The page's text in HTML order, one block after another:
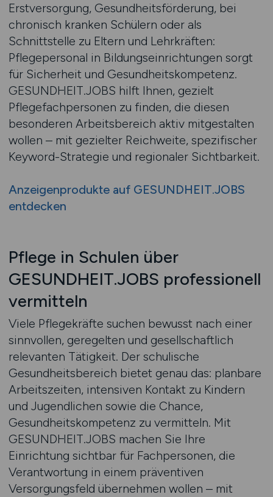
Erstversorgung, Gesundheitsförderung, bei
chronisch kranken Schülern oder als
Schnittstelle zu Eltern und Lehrkräften:
Pflegepersonal in Bildungseinrichtungen sorgt
für Sicherheit und Gesundheitskompetenz.
GESUNDHEIT.JOBS hilft Ihnen, gezielt
Pflegefachpersonen zu finden, die diesen
besonderen Arbeitsbereich aktiv mitgestalten
wollen – mit gezielter Reichweite, spezifischer
Keyword-Strategie und regionaler Sichtbarkeit.
Anzeigenprodukte auf GESUNDHEIT.JOBS
entdecken
Pflege in Schulen über
GESUNDHEIT.JOBS professionell
vermitteln
Viele Pflegekräfte suchen bewusst nach einer
sinnvollen, geregelten und gesellschaftlich
relevanten Tätigkeit. Der schulische
Gesundheitsbereich bietet genau das: planbare
Arbeitszeiten, intensiven Kontakt zu Kindern
und Jugendlichen sowie die Chance,
Gesundheitskompetenz zu vermitteln. Mit
GESUNDHEIT.JOBS machen Sie Ihre
Einrichtung sichtbar für Fachpersonen, die
Verantwortung in einem präventiven
Versorgungsfeld übernehmen wollen – mit